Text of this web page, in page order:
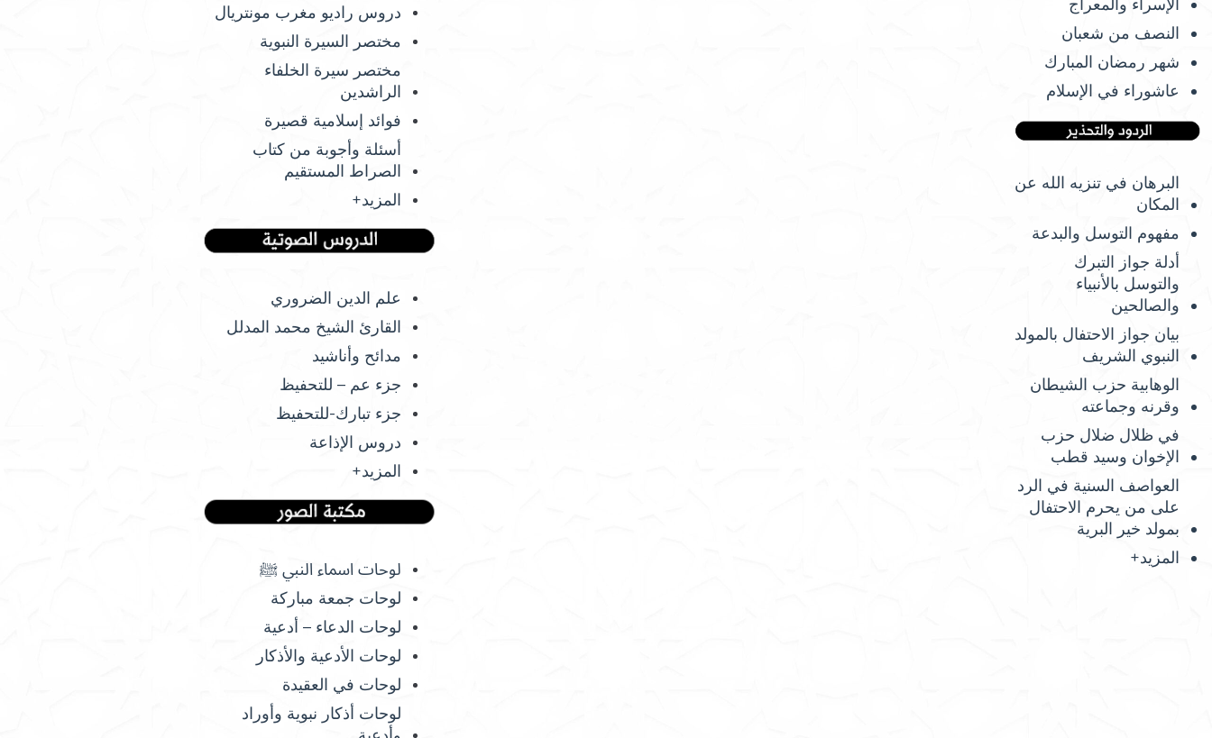
الإسراء والمعراج
النصف من شعبان
شهر رمضان المبارك
عاشوراء في الإسلام
البرهان في تنزيه الله عن
المكان
مفهوم التوسل والبدعة
أدلة جواز التبرك
والتوسل بالأنبياء
والصالحين
بيان جواز الاحتفال بالمولد
النبوي الشريف
الوهابية حزب الشيطان
وقرنه وجماعته
في ظلال ضلال حزب
الإخوان وسيد قطب
العواصف السنية في الرد
على من يحرم الاحتفال
بمولد خير البرية
المزيد+
دروس راديو مغرب مونتريال
مختصر السيرة النبوية
مختصر سيرة الخلفاء
الراشدين
فوائد إسلامية قصيرة
أسئلة وأجوبة من كتاب
الصراط المستقيم
المزيد+
علم الدين الضروري
القارئ الشيخ محمد المدلل
مدائح وأناشيد
جزء عم – للتحفيظ
جزء تبارك-للتحفيظ
دروس الإذاعة
المزيد+
لوحات اسماء النبي ﷺ
لوحات جمعة مباركة
لوحات الدعاء – أدعية
لوحات الأدعية والأذكار
لوحات في العقيدة
لوحات أذكار نبوية وأوراد